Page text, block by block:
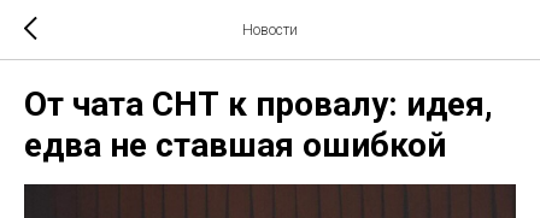
Новости
От чата СНТ к провалу: идея,
едва не ставшая ошибкой